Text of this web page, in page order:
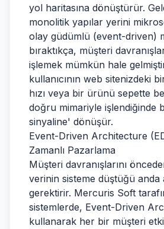
yol haritasına dönüştürür.
monolitik yapılar yerini
olay güdümlü (event-driven)
bıraktıkça, müşteri
işlemek mümkün hale
kullanıcının web sitenizdeki
hızı veya bir ürünü sepette
doğru mimariyle işlendiğinde
sinyaline' dönüşür.
Event-Driven Architecture
Zamanlı Pazarlama
Müşteri davranışlarını
verinin sisteme düştüğü anda
gerektirir. Mercuris Soft
sistemlerde, Event-Driven
kullanarak her bir müşteri